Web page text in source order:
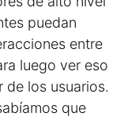
puedan
entre
luego ver eso
de los usuarios.
que